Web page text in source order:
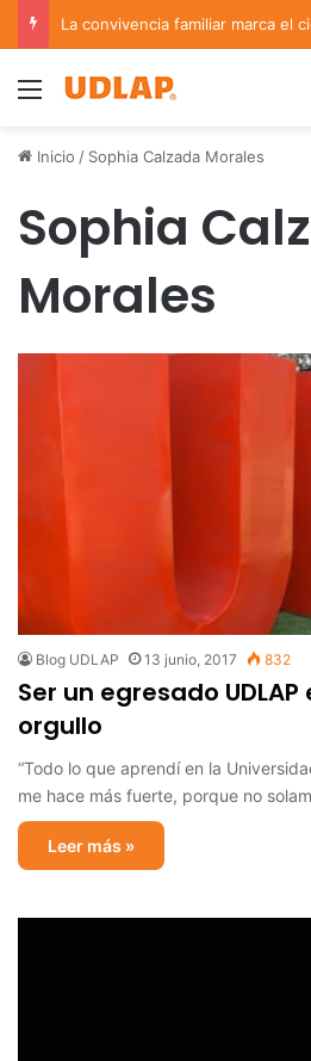
Menu
Inicio / Sophia Calzada Morales
Sophia
Morales
Blog UDLAP 13 junio, 2017 832
Ser un egresado
orgullo
“Todo lo que aprendí en la
me hace más fuerte, porque no
Leer más »